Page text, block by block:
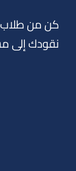
كن من طلاب
نقودك إلى